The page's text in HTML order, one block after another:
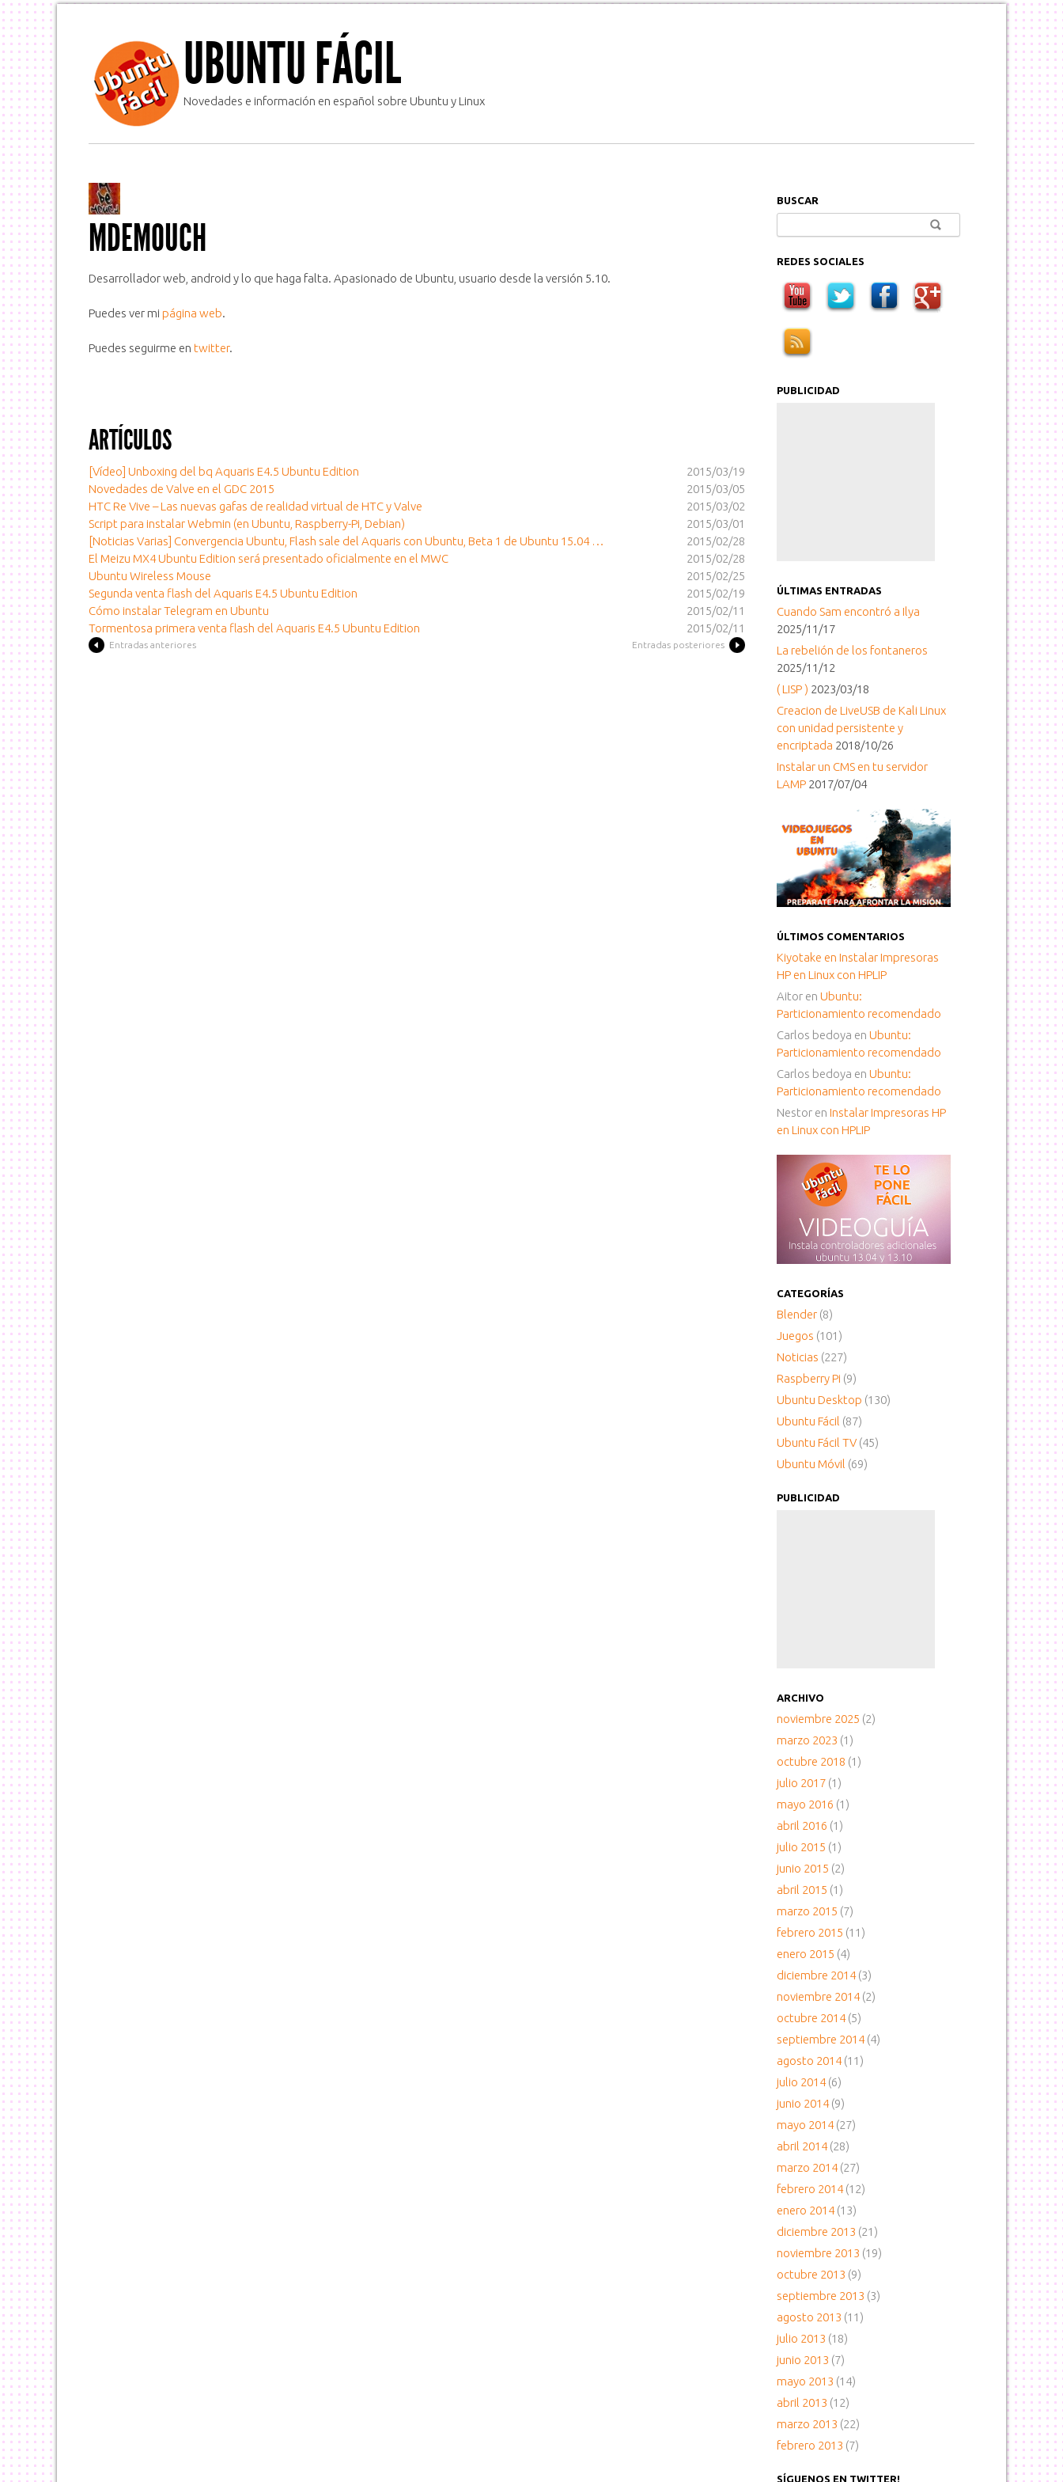
UBUNTU FÁCIL
Novedades e información en español sobre Ubuntu y Linux
MDEMOUCH
Desarrollador web, android y lo que haga falta. Apasionado de Ubuntu, usuario desde la versión 5.10.
Puedes ver mi página web.
Puedes seguirme en twitter.
ARTÍCULOS
[Vídeo] Unboxing del bq Aquaris E4.5 Ubuntu Edition
2015/03/19
Novedades de Valve en el GDC 2015
2015/03/05
HTC Re Vive – Las nuevas gafas de realidad virtual de HTC y Valve
2015/03/02
Script para instalar Webmin (en Ubuntu, Raspberry-Pi, Debian)
2015/03/01
[Noticias Varias] Convergencia Ubuntu, Flash sale del Aquaris con Ubuntu, Beta 1 de Ubuntu 15.04 …
2015/02/28
El Meizu MX4 Ubuntu Edition será presentado oficialmente en el MWC
2015/02/28
Ubuntu Wireless Mouse
2015/02/25
Segunda venta flash del Aquaris E4.5 Ubuntu Edition
2015/02/19
Cómo instalar Telegram en Ubuntu
2015/02/11
Tormentosa primera venta flash del Aquaris E4.5 Ubuntu Edition
2015/02/11
Entradas anteriores Entradas posteriores
BUSCAR
REDES SOCIALES
PUBLICIDAD
ÚLTIMAS ENTRADAS
Cuando Sam encontró a Ilya
2025/11/17
La rebelión de los fontaneros
2025/11/12
( LISP ) 2023/03/18
Creacion de LiveUSB de Kali Linux
con unidad persistente y
encriptada 2018/10/26
Instalar un CMS en tu servidor
LAMP 2017/07/04
ÚLTIMOS COMENTARIOS
Kiyotake en Instalar Impresoras
HP en Linux con HPLIP
Aitor en Ubuntu:
Particionamiento recomendado
Carlos bedoya en Ubuntu:
Particionamiento recomendado
Carlos bedoya en Ubuntu:
Particionamiento recomendado
Nestor en Instalar Impresoras HP
en Linux con HPLIP
CATEGORÍAS
Blender (8)
Juegos (101)
Noticias (227)
Raspberry Pi (9)
Ubuntu Desktop (130)
Ubuntu Fácil (87)
Ubuntu Fácil TV (45)
Ubuntu Móvil (69)
PUBLICIDAD
ARCHIVO
noviembre 2025 (2)
marzo 2023 (1)
octubre 2018 (1)
julio 2017 (1)
mayo 2016 (1)
abril 2016 (1)
julio 2015 (1)
junio 2015 (2)
abril 2015 (1)
marzo 2015 (7)
febrero 2015 (11)
enero 2015 (4)
diciembre 2014(3)
noviembre 2014(2)
octubre 2014(5)
septiembre 2014(4)
agosto 2014(11)
julio 2014(6)
junio 2014(9)
mayo 2014(27)
abril 2014(28)
marzo 2014(27)
febrero 2014(12)
enero 2014(13)
diciembre 2013 (21)
noviembre 2013 (19)
octubre 2013 (9)
septiembre 2013 (3)
agosto 2013 (11)
julio 2013 (18)
junio 2013 (7)
mayo 2013 (14)
abril 2013 (12)
marzo 2013 (22)
febrero 2013 (7)
SÍGUENOS EN TWITTER!